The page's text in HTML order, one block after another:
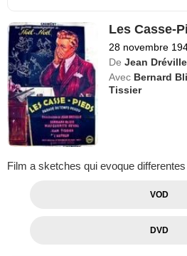
Les Casse-
28 novembre
De Jean Dréville
Avec Bernard
Tissier
Film a sketches qui evoque
VOD
DVD